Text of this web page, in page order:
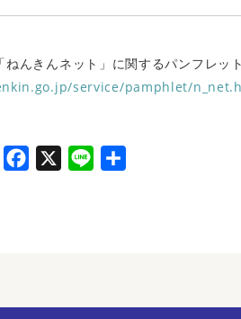
ねんきんネット」に関するパンフレット
service/pamphlet/
o